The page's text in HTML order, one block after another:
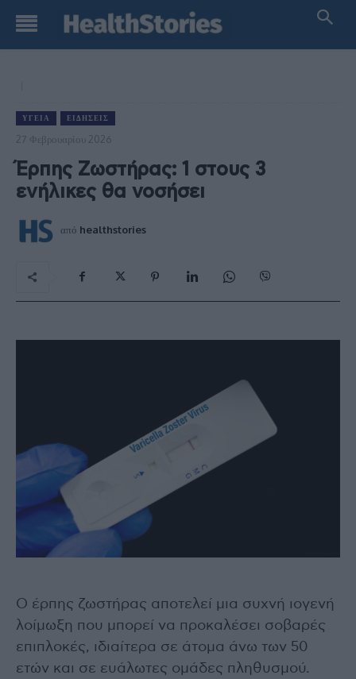
ΥΓΕΊΑ ΕΙΔΉΣΕΙΣ
27 Φεβρουαρίου 2026
Έρπης Ζωστήρας: 1 στους 3
ενήλικες θα νοσήσει
από healthstories
Ο έρπης ζωστήρας αποτελεί μια συχνή ιογενή
λοίμωξη που μπορεί να προκαλέσει σοβαρές
επιπλοκές, ιδιαίτερα σε άτομα άνω των 50
ετών και σε ευάλωτες ομάδες πληθυσμού.